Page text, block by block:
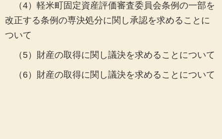
（4）軽米町固定資産評価審査委員会条例の一部を
改正する条例の専決処分に関し承認を求めることに
ついて
（5）財産の取得に関し議決を求めることについて
（6）財産の取得に関し議決を求めることについて